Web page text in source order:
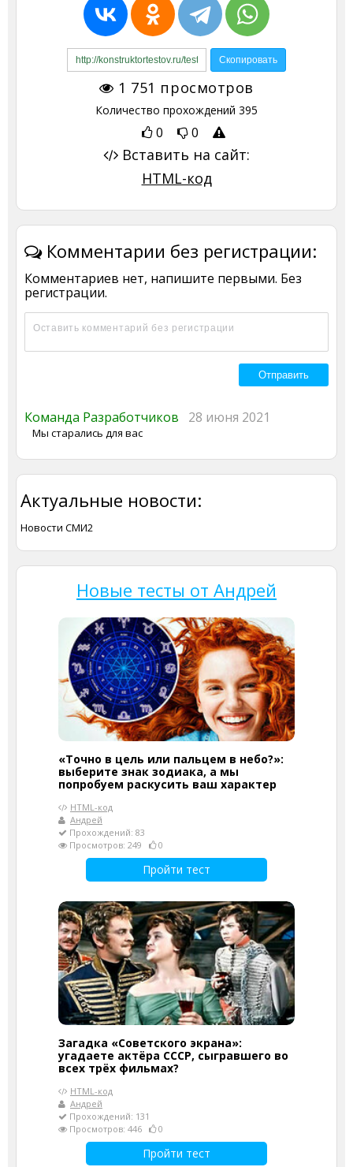
1 751 просмотров
Количество прохождений 395
0 0
Вставить на сайт:
HTML-код
Комментарии без регистрации:
Комментариев нет, напишите первыми. Без
регистрации.
Команда Разработчиков 28 июня 2021
Мы старались для вас
Актуальные новости:
Новости СМИ2
Новые тесты от Андрей
«Точно в цель или пальцем в небо?»:
выберите знак зодиака, а мы
попробуем раскусить ваш характер
HTML-код
Андрей
Прохождений: 83
Просмотров: 249
0
Пройти тест
Загадка «Советского экрана»:
угадаете актёра СССР, сыгравшего во
всех трёх фильмах?
HTML-код
Андрей
Прохождений: 131
Просмотров: 446
0
Пройти тест